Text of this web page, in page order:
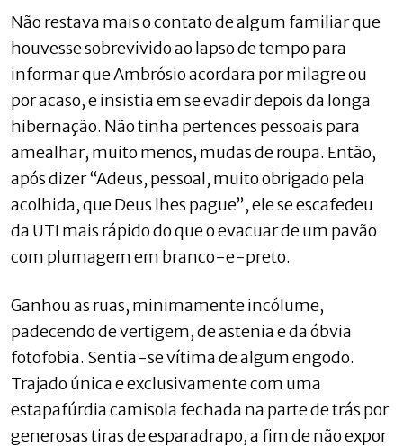
Não restava mais o contato de algum familiar que
houvesse sobrevivido ao lapso de tempo para
informar que Ambrósio acordara por milagre ou
por acaso, e insistia em se evadir depois da longa
hibernação. Não tinha pertences pessoais para
amealhar, muito menos, mudas de roupa. Então,
após dizer “Adeus, pessoal, muito obrigado pela
acolhida, que Deus lhes pague”, ele se escafedeu
da UTI mais rápido do que o evacuar de um pavão
com plumagem em branco-e-preto.
Ganhou as ruas, minimamente incólume,
padecendo de vertigem, de astenia e da óbvia
fotofobia. Sentia-se vítima de algum engodo.
Trajado única e exclusivamente com uma
estapafúrdia camisola fechada na parte de trás por
generosas tiras de esparadrapo, a fim de não expor